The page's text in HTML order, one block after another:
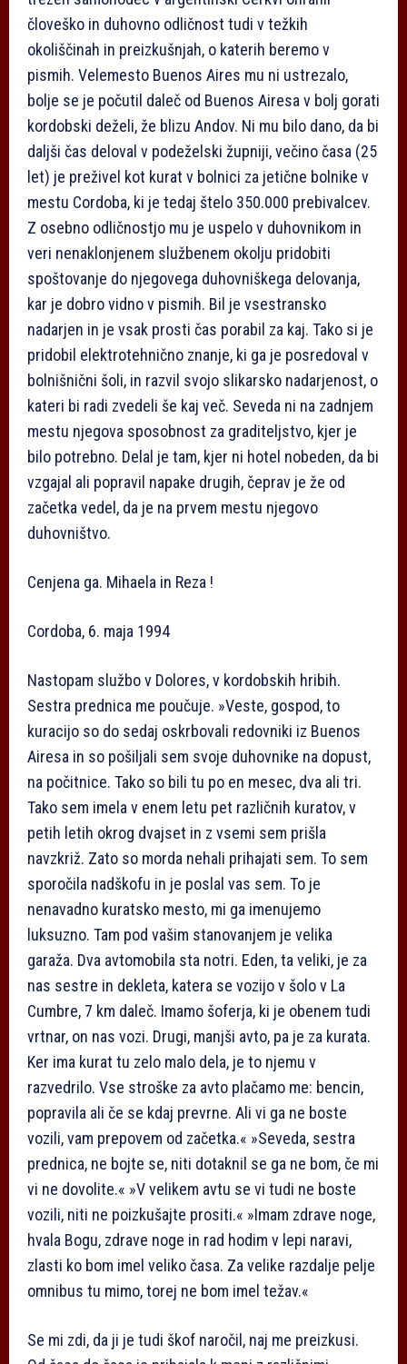
človeško in duhovno odličnost tudi v težkih
okoliščinah in preizkušnjah, o katerih beremo v
pismih. Velemesto Buenos Aires mu ni ustrezalo,
bolje se je počutil daleč od Buenos Airesa v bolj gorati
kordobski deželi, že blizu Andov. Ni mu bilo dano, da bi
daljši čas deloval v podeželski župniji, večino časa (25
let) je preživel kot kurat v bolnici za jetične bolnike v
mestu Cordoba, ki je tedaj štelo 350.000 prebivalcev.
Z osebno odličnostjo mu je uspelo v duhovnikom in
veri nenaklonjenem službenem okolju pridobiti
spoštovanje do njegovega duhovniškega delovanja,
kar je dobro vidno v pismih. Bil je vsestransko
nadarjen in je vsak prosti čas porabil za kaj. Tako si je
pridobil elektrotehnično znanje, ki ga je posredoval v
bolnišnični šoli, in razvil svojo slikarsko nadarjenost, o
kateri bi radi zvedeli še kaj več. Seveda ni na zadnjem
mestu njegova sposobnost za graditeljstvo, kjer je
bilo potrebno. Delal je tam, kjer ni hotel nobeden, da bi
vzgajal ali popravil napake drugih, čeprav je že od
začetka vedel, da je na prvem mestu njegovo
duhovništvo.
Cenjena ga. Mihaela in Reza !
Cordoba, 6. maja 1994
Nastopam službo v Dolores, v kordobskih hribih.
Sestra prednica me poučuje. »Veste, gospod, to
kuracijo so do sedaj oskrbovali redovniki iz Buenos
Airesa in so pošiljali sem svoje duhovnike na dopust,
na počitnice. Tako so bili tu po en mesec, dva ali tri.
Tako sem imela v enem letu pet različnih kuratov, v
petih letih okrog dvajset in z vsemi sem prišla
navzkriž. Zato so morda nehali prihajati sem. To sem
sporočila nadškofu in je poslal vas sem. To je
nenavadno kuratsko mesto, mi ga imenujemo
luksuzno. Tam pod vašim stanovanjem je velika
garaža. Dva avtomobila sta notri. Eden, ta veliki, je za
nas sestre in dekleta, katera se vozijo v šolo v La
Cumbre, 7 km daleč. Imamo šoferja, ki je obenem tudi
vrtnar, on nas vozi. Drugi, manjši avto, pa je za kurata.
Ker ima kurat tu zelo malo dela, je to njemu v
razvedrilo. Vse stroške za avto plačamo me: bencin,
popravila ali če se kdaj prevrne. Ali vi ga ne boste
vozili, vam prepovem od začetka.« »Seveda, sestra
prednica, ne bojte se, niti dotaknil se ga ne bom, če mi
vi ne dovolite.« »V velikem avtu se vi tudi ne boste
vozili, niti ne poizkušajte prositi.« »Imam zdrave noge,
hvala Bogu, zdrave noge in rad hodim v lepi naravi,
zlasti ko bom imel veliko časa. Za velike razdalje pelje
omnibus tu mimo, torej ne bom imel težav.«
Se mi zdi, da ji je tudi škof naročil, naj me preizkusi.